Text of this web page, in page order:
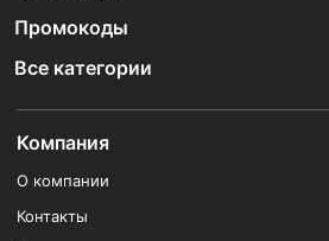
Промокоды
Все категории
Компания
О компании
Контакты